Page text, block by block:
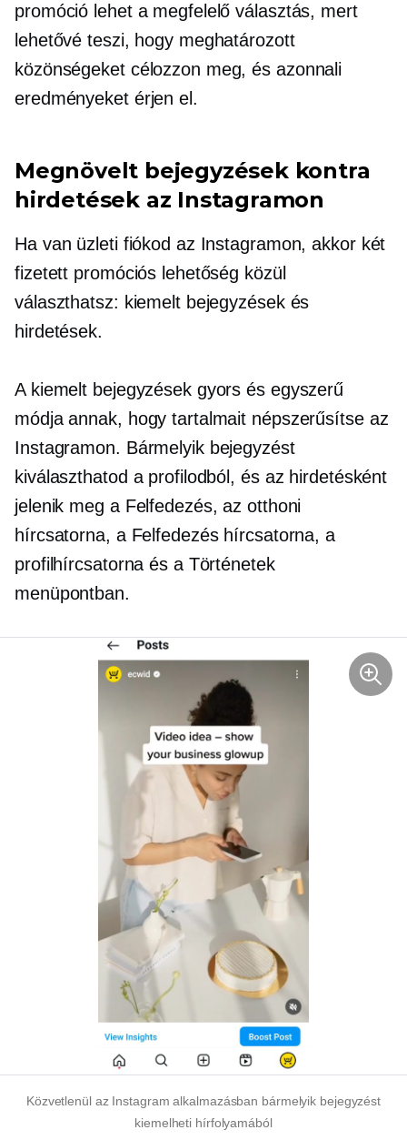
promóció lehet a megfelelő választás, mert
lehetővé teszi, hogy meghatározott
közönségeket célozzon meg, és azonnali
eredményeket érjen el.
Megnövelt bejegyzések kontra
hirdetések az Instagramon
Ha van üzleti fiókod az Instagramon, akkor két
fizetett promóciós lehetőség közül
választhatsz: kiemelt bejegyzések és
hirdetések.
A kiemelt bejegyzések gyors és egyszerű
módja annak, hogy tartalmait népszerűsítse az
Instagramon. Bármelyik bejegyzést
kiválaszthatod a profilodból, és az hirdetésként
jelenik meg a Felfedezés, az otthoni
hírcsatorna, a Felfedezés hírcsatorna, a
profilhírcsatorna és a Történetek
menüpontban.
Közvetlenül az Instagram alkalmazásban bármelyik bejegyzést
kiemelheti hírfolyamából